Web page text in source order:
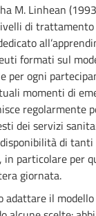
M. Linhean
di trattamento
formati sul
per ogni
momenti di
regolarmente
dei servizi
di
in particolare per
giornata.
adattare il